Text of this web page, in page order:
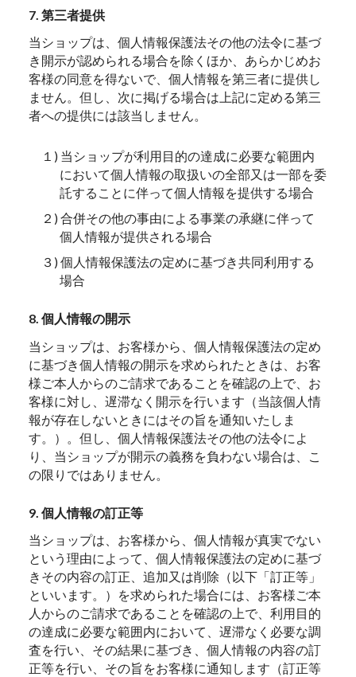
7. 第三者提供
当ショップは、個人情報保護法その他の法令に基づ
き開示が認められる場合を除くほか、あらかじめお
客様の同意を得ないで、個人情報を第三者に提供し
ません。但し、次に掲げる場合は上記に定める第三
者への提供には該当しません。
１) 当ショップが利用目的の達成に必要な範囲内
において個人情報の取扱いの全部又は一部を委
託することに伴って個人情報を提供する場合
２) 合併その他の事由による事業の承継に伴って
個人情報が提供される場合
３) 個人情報保護法の定めに基づき共同利用する
場合
8. 個人情報の開示
当ショップは、お客様から、個人情報保護法の定め
に基づき個人情報の開示を求められたときは、お客
様ご本人からのご請求であることを確認の上で、お
客様に対し、遅滞なく開示を行います（当該個人情
報が存在しないときにはその旨を通知いたしま
す。）。但し、個人情報保護法その他の法令によ
り、当ショップが開示の義務を負わない場合は、こ
の限りではありません。
9. 個人情報の訂正等
当ショップは、お客様から、個人情報が真実でない
という理由によって、個人情報保護法の定めに基づ
きその内容の訂正、追加又は削除（以下「訂正等」
といいます。）を求められた場合には、お客様ご本
人からのご請求であることを確認の上で、利用目的
の達成に必要な範囲内において、遅滞なく必要な調
査を行い、その結果に基づき、個人情報の内容の訂
正等を行い、その旨をお客様に通知します（訂正等